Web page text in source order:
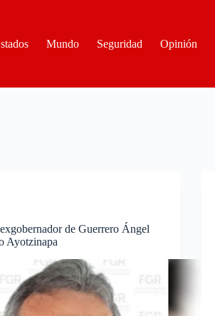
Mundo Seguridad Opinión
de Guerrero Ángel
Ayotzinapa